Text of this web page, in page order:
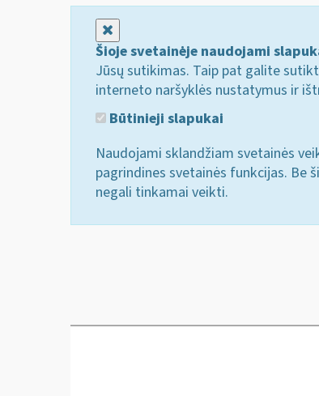
Šioje svetainėje naudojami
Jūsų sutikimas. Taip pat galite
interneto naršyklės nustatymus ir
Būtinieji slapukai
Naudojami sklandžiam svetainės
pagrindines svetainės funkcijas. Be
negali tinkamai veikti.